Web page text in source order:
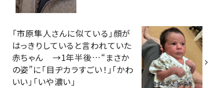
「市原隼人さんに似ている」顔が
はっきりしていると言われていた
赤ちゃん →1年半後…“まさか
の姿”に「目ヂカラすごい！」「かわ
いい」「いや濃い」